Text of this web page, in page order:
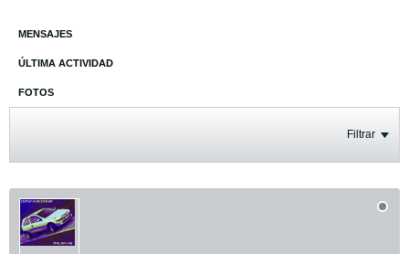
MENSAJES
ÚLTIMA ACTIVIDAD
FOTOS
Filtrar